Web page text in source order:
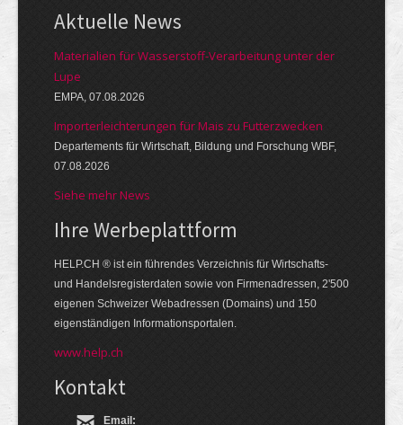
Aktuelle News
Materialien für Wasserstoff-Verarbeitung unter der
Lupe
EMPA, 07.08.2026
Importerleichterungen für Mais zu Futterzwecken
Departements für Wirtschaft, Bildung und Forschung WBF,
07.08.2026
Siehe mehr News
Ihre Werbe­platt­form
HELP.CH ® ist ein führendes Ver­zeich­nis für Wirt­schafts-
und Handels­register­daten so­wie von Firmen­adressen, 2'500
eige­nen Schweizer Web­adressen (Domains) und 150
eigen­ständigen Infor­mations­por­talen.
www.help.ch
Kontakt
Email: